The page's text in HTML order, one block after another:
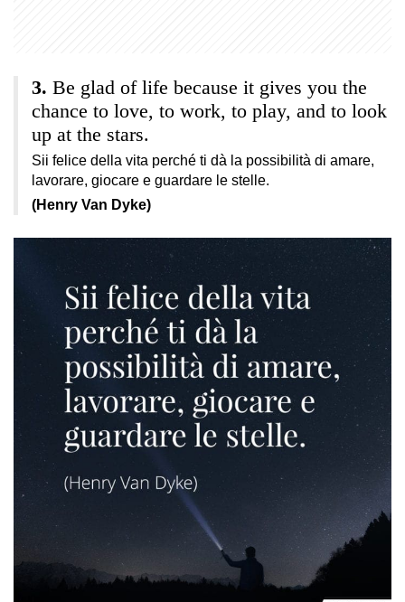
Be glad of life because it gives you the
chance to love, to work, to play, and to look
up at the stars.
Sii felice della vita perché ti dà la possibilità di amare,
lavorare, giocare e guardare le stelle.
(Henry Van Dyke)